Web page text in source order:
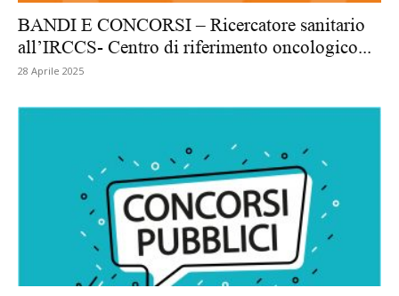
BANDI E CONCORSI – Ricercatore sanitario
all’IRCCS- Centro di riferimento oncologico...
28 Aprile 2025